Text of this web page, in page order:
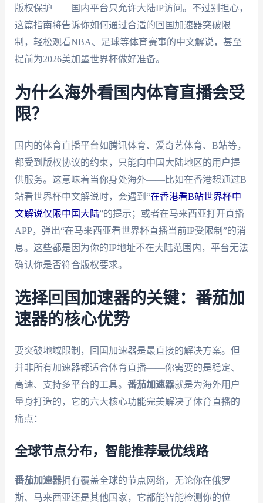
版权保护——国内平台只允许大陆IP访问。不过别担心，
这篇指南将告诉你如何通过合适的回国加速器突破限
制，轻松观看NBA、足球等体育赛事的中文解说，甚至
提前为2026美加墨世界杯做好准备。
为什么海外看国内体育直播会受
限？
国内的体育直播平台如腾讯体育、爱奇艺体育、B站等，
都受到版权协议的约束，只能向中国大陆地区的用户提
供服务。这意味着当你身处海外——比如在香港想通过B
站看世界杯中文解说时，会遇到“在香港看B站世界杯中
文解说仅限中国大陆”的提示；或者在马来西亚打开直播
APP，弹出“在马来西亚看世界杯直播当前IP受限制”的消
息。这些都是因为你的IP地址不在大陆范围内，平台无法
确认你是否符合版权要求。
选择回国加速器的关键：番茄加
速器的核心优势
要突破地域限制，回国加速器是最直接的解决方案。但
并非所有加速器都适合体育直播——你需要的是稳定、
高速、支持多平台的工具。 番茄加速器就是为海外用户
量身打造的，它的六大核心功能完美解决了体育直播的
痛点：
全球节点分布，智能推荐最优线路
番茄加速器拥有覆盖全球的节点网络，无论你在俄罗
斯、马来西亚还是其他国家，它都能智能检测你的位